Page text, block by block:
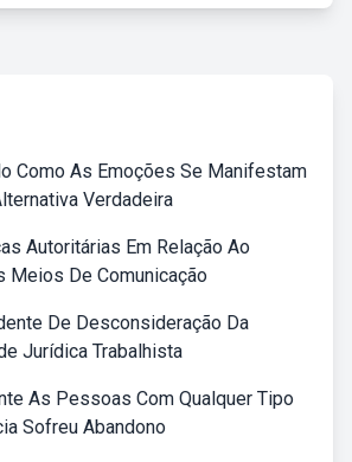
Como As Emoções Se Manifestam
Verdadeira
Autoritárias Em Relação Ao
Meios De Comunicação
De Desconsideração Da
Jurídica Trabalhista
As Pessoas Com Qualquer Tipo
Sofreu Abandono